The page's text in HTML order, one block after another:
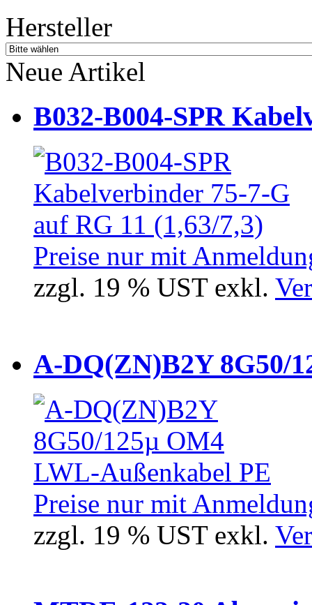
Hersteller
Neue Artikel
B032-B004-SPR
Preise nur mit
zzgl. 19 % UST exkl.
A-DQ(ZN)B2Y 8G50/
Preise nur mit
zzgl. 19 % UST exkl.